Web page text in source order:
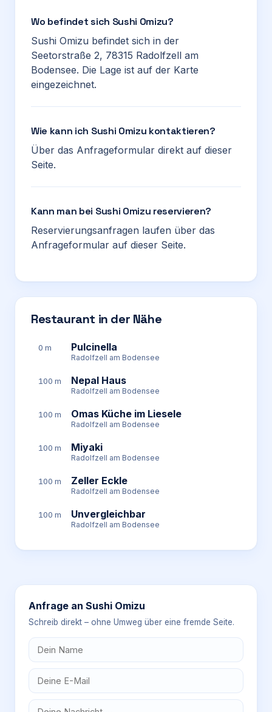
Wo befindet sich Sushi Omizu?
Sushi Omizu befindet sich in der
Seetorstraße 2, 78315 Radolfzell am
Bodensee. Die Lage ist auf der Karte
eingezeichnet.
Wie kann ich Sushi Omizu kontaktieren?
Über das Anfrageformular direkt auf dieser
Seite.
Kann man bei Sushi Omizu reservieren?
Reservierungsanfragen laufen über das
Anfrageformular auf dieser Seite.
Restaurant in der Nähe
0 m Pulcinella
Radolfzell am Bodensee
100 m Nepal Haus
Radolfzell am Bodensee
100 m Omas Küche im Liesele
Radolfzell am Bodensee
100 m Miyaki
Radolfzell am Bodensee
100 m Zeller Eckle
Radolfzell am Bodensee
100 m Unvergleichbar
Radolfzell am Bodensee
Anfrage an Sushi Omizu
Schreib direkt – ohne Umweg über eine fremde Seite.